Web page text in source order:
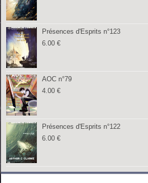
Présences d'Esprits n°123
6.00€
AOC n°79
4.00€
Présences d'Esprits n°122
6.00€